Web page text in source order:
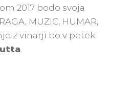
2017 bodo svoja
MUZIC, HUMAR,
z vinarji bo v petek
.